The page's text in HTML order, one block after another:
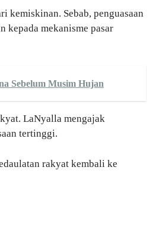
kemiskinan. Sebab, penguasaan
kepada mekanisme pasar
Sebelum Musim Hujan
LaNyalla mengajak
tertinggi.
rakyat kembali ke